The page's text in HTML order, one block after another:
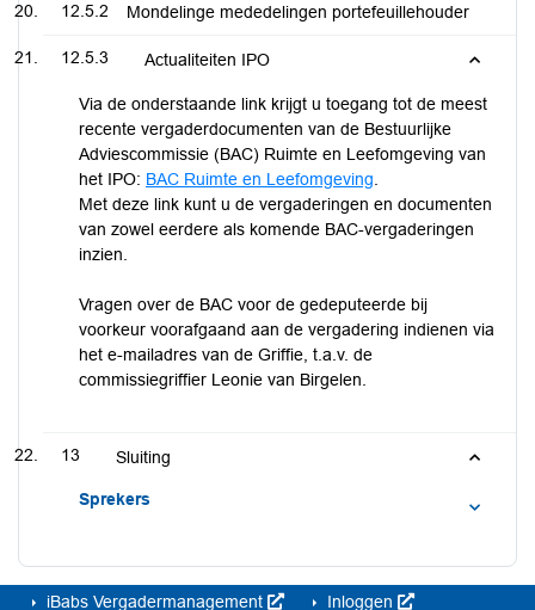
12.5.2 Mondelinge mededelingen portefeuillehouder
12.5.3 Actualiteiten IPO
Via de onderstaande link krijgt u toegang tot de meest
recente vergaderdocumenten van de Bestuurlijke
Adviescommissie (BAC) Ruimte en Leefomgeving van
het IPO: BAC Ruimte en Leefomgeving
Met deze link kunt u de vergaderingen en documenten
van zowel eerdere als komende BAC-vergaderingen
inzien.
Vragen over de BAC voor de gedeputeerde bij
voorkeur voorafgaand aan de vergadering indienen via
het e-mailadres van de Griffie, t.a.v. de
commissiegriffier Leonie van Birgelen.
13 Sluiting
Sprekers
iBabs Vergadermanagement Inloggen